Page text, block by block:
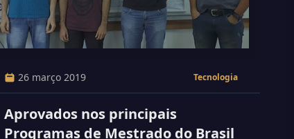
26 março 2019 Tecnologia
Aprovados nos principais
Programas de Mestrado do Brasil